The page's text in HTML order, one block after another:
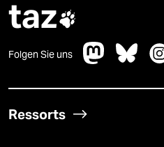
taz
Folgen Sie uns
Ressorts